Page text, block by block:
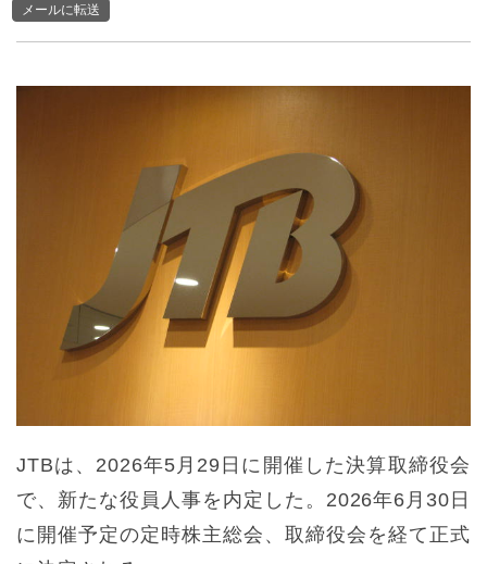
メールに転送
JTBは、2026年5月29日に開催した決算取締役会
で、新たな役員人事を内定した。2026年6月30日
に開催予定の定時株主総会、取締役会を経て正式